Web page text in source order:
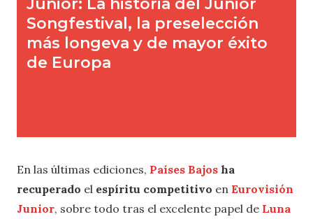
En las últimas ediciones, Países Bajos ha
recuperado el espíritu competitivo en Eurovisión
Junior, sobre todo tras el excelente papel de Luna